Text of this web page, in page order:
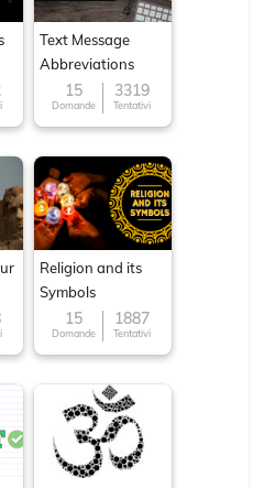
Text Message
Abbreviations
15
Domande
3319
Tentativi
Religion and its
Symbols
15
Domande
1887
Tentativi